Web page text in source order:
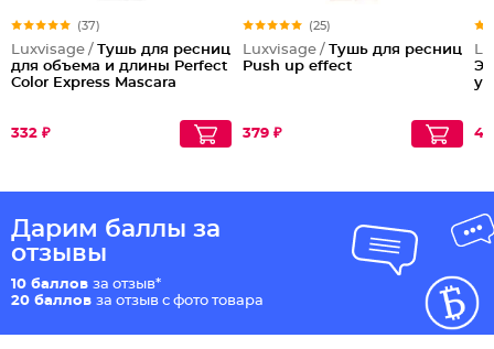
(37)
Luxvisage / Тушь для ресниц
для объема и длины Perfect
Color Express Mascara
332 ₽
(25)
Luxvisage / Тушь для ресниц
Push up effect
379 ₽
Дарим баллы за
отзывы
10 баллов за отзыв*
20 баллов за отзыв с фото товара